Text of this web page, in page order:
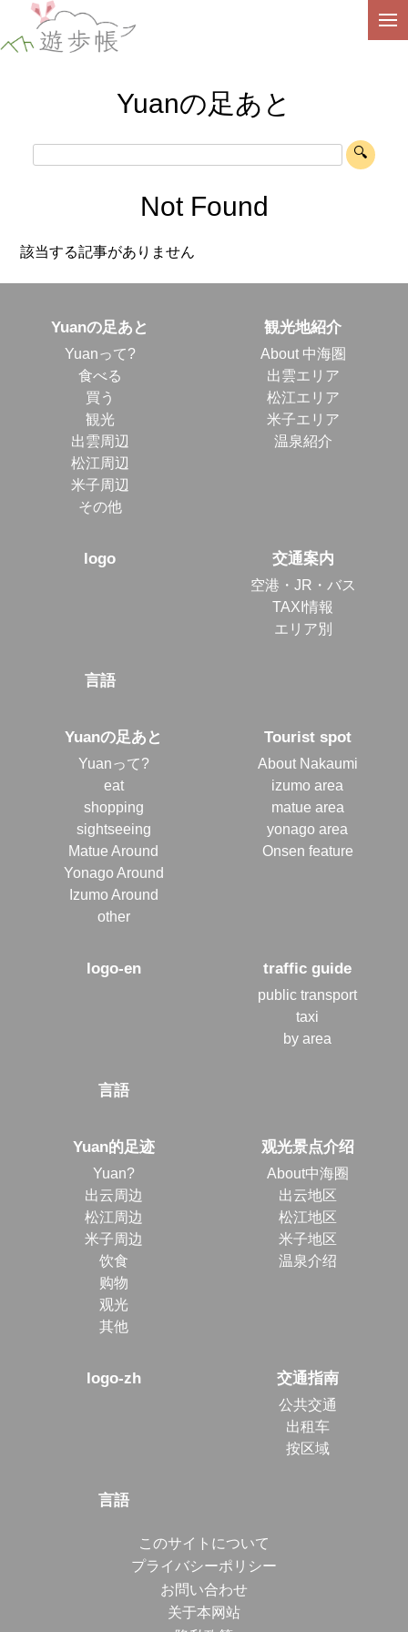
Yuanの足あと
Not Found
該当する記事がありません
Yuanの足あと
Yuanって?
食べる
買う
観光
出雲周辺
松江周辺
米子周辺
その他
観光地紹介
About 中海圏
出雲エリア
松江エリア
米子エリア
温泉紹介
logo 交通案内
空港・JR・バス
TAXI情報
エリア別
言語
Yuanの足あと
Yuanって?
eat
shopping
sightseeing
Matue Around
Yonago Around
Izumo Around
other
Tourist spot
About Nakaumi
izumo area
matue area
yonago area
Onsen feature
logo-en traffic guide
public transport
taxi
by area
言語
Yuan的足迹
Yuan?
出云周边
松江周边
米子周边
饮食
购物
观光
其他
观光景点介绍
About中海圈
出云地区
松江地区
米子地区
温泉介绍
logo-zh 交通指南
公共交通
出租车
按区域
言語
このサイトについて
プライバシーポリシー
お問い合わせ
关于本网站